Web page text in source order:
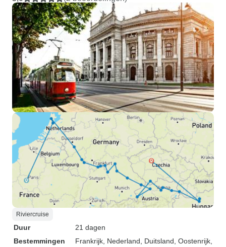
Riviercruise
Duur
21 dagen
Bestemmingen
Frankrijk , Nederland , Duitsland , Oostenrijk